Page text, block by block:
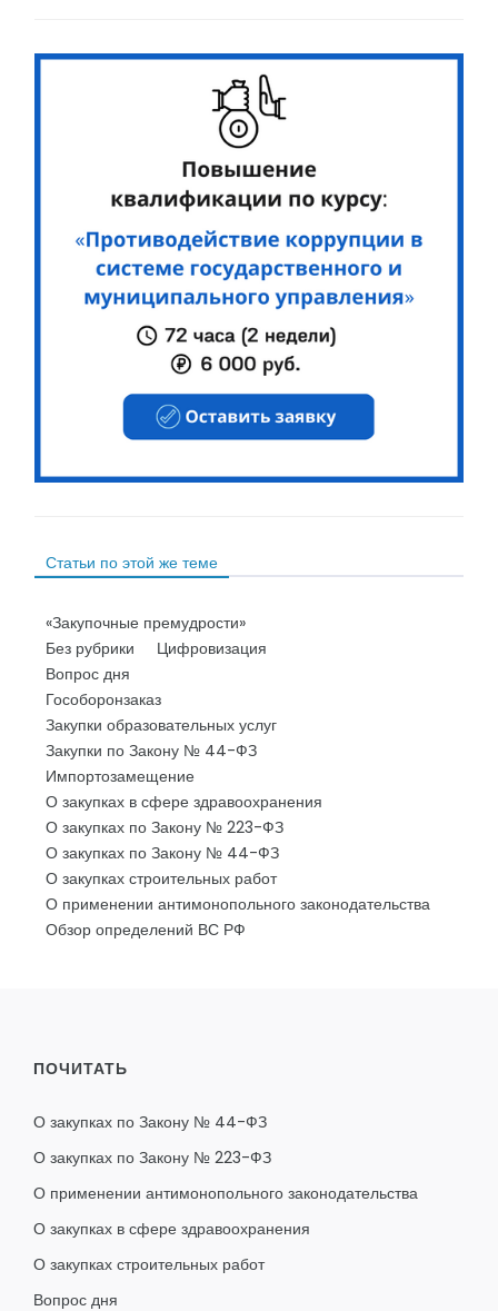
Статьи по этой же теме
«Закупочные премудрости»
Без рубрики
Цифровизация
Вопрос дня
Гособоронзаказ
Закупки образовательных услуг
Закупки по Закону № 44-ФЗ
Импортозамещение
О закупках в сфере здравоохранения
О закупках по Закону № 223-ФЗ
О закупках по Закону № 44-ФЗ
О закупках строительных работ
О применении антимонопольного законодательства
Обзор определений ВС РФ
ПОЧИТАТЬ
О закупках по Закону № 44-ФЗ
О закупках по Закону № 223-ФЗ
О применении антимонопольного законодательства
О закупках в сфере здравоохранения
О закупках строительных работ
Вопрос дня